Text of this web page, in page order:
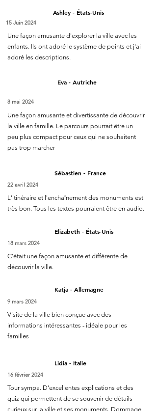
Ashley - États-Unis
15 Juin 2024
Une façon amusante d'explorer la ville avec les
enfants. Ils ont adoré le système de points et j'ai
adoré les descriptions.
Eva - Autriche
8 mai 2024
Une façon amusante et divertissante de découvrir
la ville en famille. Le parcours pourrait être un
peu plus compact pour ceux qui ne souhaitent
pas trop marcher
Sébastien - France
22 avril 2024
L'itinéraire et l'enchaînement des monuments est
très bon. Tous les textes pourraient être en audio.
Elizabeth - États-Unis
18 mars 2024
C'était une façon amusante et différente de
découvrir la ville.
Katja - Allemagne
9 mars 2024
Visite de la ville bien conçue avec des
informations intéressantes - idéale pour les
familles
Lidia - Italie
16 février 2024
Tour sympa. D'excellentes explications et des
quiz qui permettent de se souvenir de détails
curieux sur la ville et ses monuments. Dommage